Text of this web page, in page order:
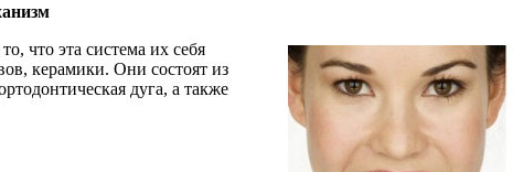
что эта система их себя
керамики. Они состоят из
дуга, а также